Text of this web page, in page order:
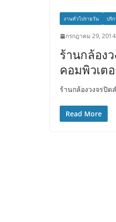
งานทั่วไปรายวัน บริ
กรกฎาคม 29, 2014
ร้านกล้อง
คอมพิวเต
ร้านกล้องวงจรปิด
Read More